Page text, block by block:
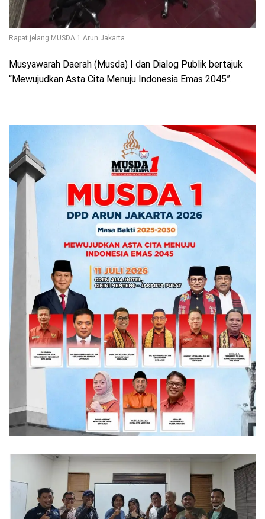
Rapat jelang MUSDA 1 Arun Jakarta
Musyawarah Daerah (Musda) I dan Dialog Publik bertajuk
“Mewujudkan Asta Cita Menuju Indonesia Emas 2045”.